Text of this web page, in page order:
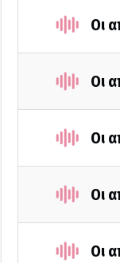
Οι
Οι
Οι
Οι
Οι